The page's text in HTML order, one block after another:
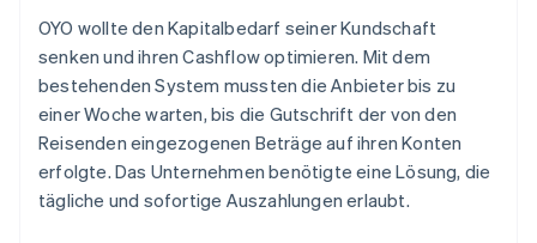
OYO wollte den Kapitalbedarf seiner Kundschaft
senken und ihren Cashflow optimieren. Mit dem
bestehenden System mussten die Anbieter bis zu
einer Woche warten, bis die Gutschrift der von den
Reisenden eingezogenen Beträge auf ihren Konten
erfolgte. Das Unternehmen benötigte eine Lösung, die
tägliche und sofortige Auszahlungen erlaubt.